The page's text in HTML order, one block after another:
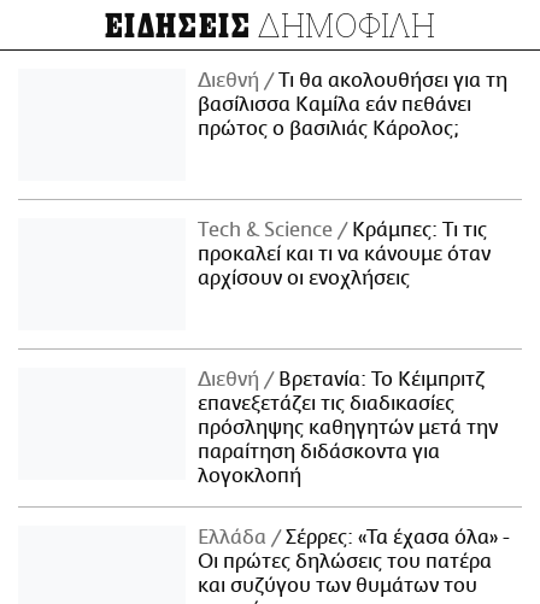
ΕΙΔΗΣΕΙΣ ΔΗΜΟΦΙΛΗ
Διεθνή
Τι θα ακολουθήσει για τη
βασίλισσα Καμίλα εάν πεθάνει
πρώτος ο βασιλιάς Κάρολος;
Τech & Science
Κράμπες: Τι τις
προκαλεί και τι να κάνουμε όταν
αρχίσουν οι ενοχλήσεις
Διεθνή
Βρετανία: Το Κέιμπριτζ
επανεξετάζει τις διαδικασίες
πρόσληψης καθηγητών μετά την
παραίτηση διδάσκοντα για
λογοκλοπή
Ελλάδα
Σέρρες: «Τα έχασα όλα» -
Οι πρώτες δηλώσεις του πατέρα
και συζύγου των θυμάτων του